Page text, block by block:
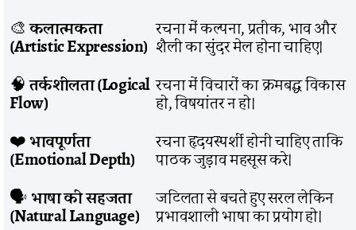
🎨कलात्मकता
(Artistic Expression)
रचना में कल्पना, प्रतीक, भाव और
शैली का सुंदर मेल होना चाहिए।
🧠तर्कशीलता (Logical
Flow)
रचना में विचारों का क्रमबद्ध विकास
हो, विषयांतर न हो।
❤️भावपूर्णता
(Emotional Depth)
रचना हृदयस्पर्शी होनी चाहिए ताकि
पाठक जुड़ाव महसूस करे।
🗣️भाषा की सहजता
(Natural Language)
जटिलता से बचते हुए सरल लेकिन
प्रभावशाली भाषा का प्रयोग हो।